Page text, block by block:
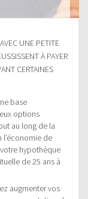
UNE PETITE
À PAYER
CERTAINES
base
options
au long de la
l’économie de
votre hypothèque
de 25 ans à
augmenter vos